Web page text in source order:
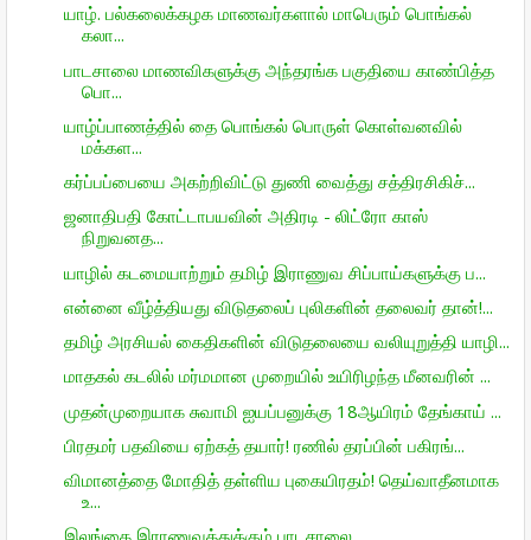
யாழ். பல்கலைக்கழக மாணவர்களால் மாபெரும் பொங்கல்
கலா...
பாடசாலை மாணவிகளுக்கு அந்தரங்க பகுதியை காண்பித்த
பொ...
யாழ்ப்பாணத்தில் தை பொங்கல் பொருள் கொள்வனவில்
மக்கள...
கர்ப்பப்பையை அகற்றிவிட்டு துணி வைத்து சத்திரசிகிச்...
ஜனாதிபதி கோட்டாபயவின் அதிரடி - லிட்ரோ காஸ்
நிறுவனத...
யாழில் கடமையாற்றும் தமிழ் இராணுவ சிப்பாய்களுக்கு ப...
என்னை வீழ்த்தியது விடுதலைப் புலிகளின் தலைவர் தான்!...
தமிழ் அரசியல் கைதிகளின் விடுதலையை வலியுறுத்தி யாழி...
மாதகல் கடலில் மர்மமான முறையில் உயிரிழந்த மீனவரின் ...
முதன்முறையாக சுவாமி ஐயப்பனுக்கு 18ஆயிரம் தேங்காய் ...
பிரதமர் பதவியை ஏற்கத் தயார்! ரணில் தரப்பின் பகிரங்...
விமானத்தை மோதித் தள்ளிய புகையிரதம்! தெய்வாதீனமாக
உ...